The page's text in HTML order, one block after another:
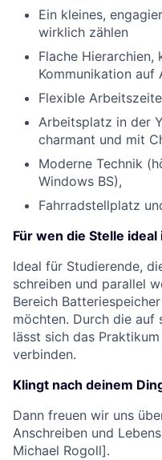
Ein kleines,
wirklich zählen
Flache Hierarchien,
Kommunikation auf
Flexible
Arbeitsplatz in der
charmant und mit
Moderne Technik
Windows BS),
Fahrradstellplatz
Für wen die Stelle ideal
Ideal für Studierende,
schreiben und parallel
Bereich
möchten. Durch die auf
lässt sich das
verbinden.
Klingt nach deinem
Dann freuen wir uns
Anschreiben und
Michael Rogoll].